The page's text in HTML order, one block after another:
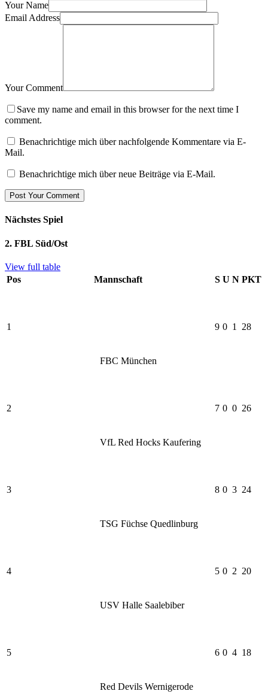
Your Name
Email Address
Your Comment
Save my name and email in this browser for the next time I
comment.
Benachrichtige mich über nachfolgende Kommentare via E-
Mail.
Benachrichtige mich über neue Beiträge via E-Mail.
Nächstes Spiel
2. FBL Süd/Ost
View full table
Pos
Mannschaft S U N PKT
1
FBC München
9 0 1 28
2
VfL Red Hocks Kaufering
7 0 0 26
3
TSG Füchse Quedlinburg
8 0 3 24
4
USV Halle Saalebiber
5 0 2 20
5
Red Devils Wernigerode
6 0 4 18